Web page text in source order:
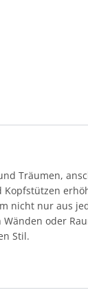
Träumen,
nicht nur aus
oder
Stil.